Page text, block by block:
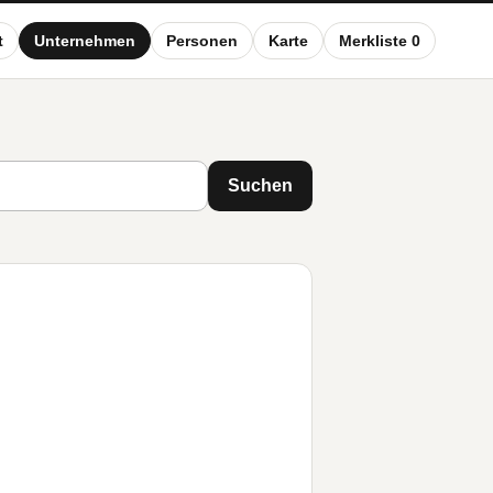
Unternehmen Personen Karte Merkliste 0
Suchen